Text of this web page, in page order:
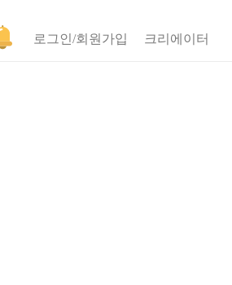
로그인/회원가입 크리에이터